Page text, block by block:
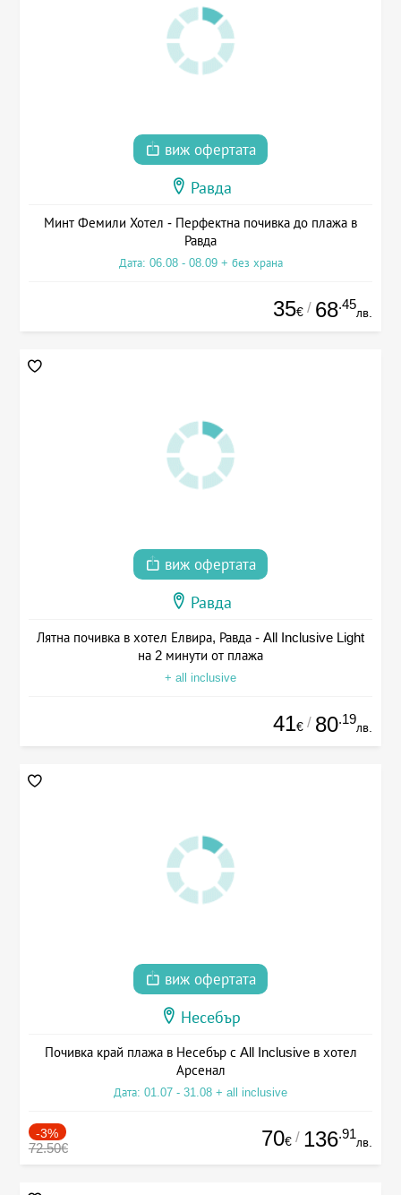
виж офертата
Равда
Минт Фемили Хотел - Перфектна почивка до плажа в
Равда
Дата: 06.08 - 08.09 + без храна
35€ / 68.45
лв.
виж офертата
Равда
Лятна почивка в хотел Елвира, Равда - All Inclusive Light
на 2 минути от плажа
+ all inclusive
41€ / 80.19
лв.
виж офертата
Несебър
Почивка край плажа в Несебър с All Inclusive в хотел
Арсенал
Дата: 01.07 - 31.08 + all inclusive
-3%
72.50€ 70€ / 136.91
лв.